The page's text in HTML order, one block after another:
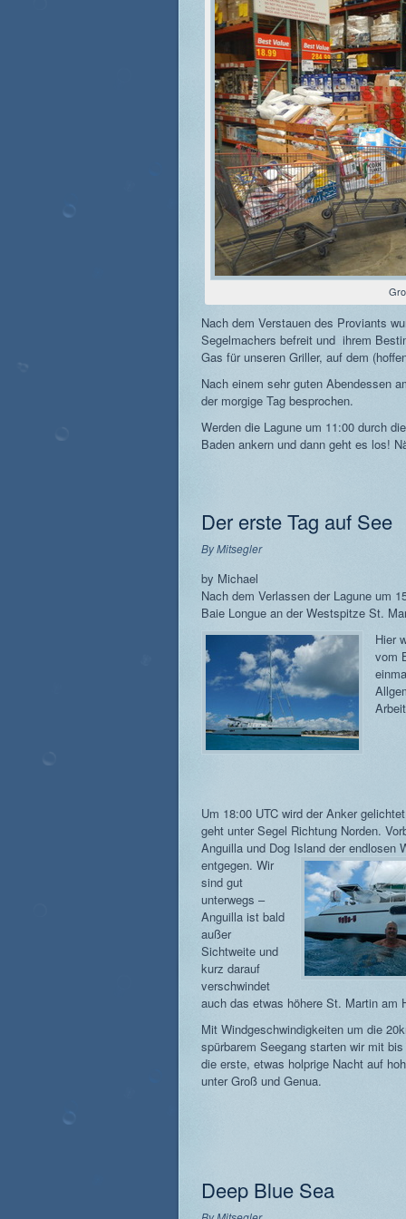
Nach dem Verstauen des Proviants
Segelmachers befreit und ihrem
Gas für unseren Griller, auf dem
Nach einem sehr guten Abendessen
der morgige Tag besprochen.
Werden die Lagune um 11:00 durch
Baden ankern und dann geht es los!
Der erste Tag auf See
ByMitsegler
by Michael
Nach dem Verlassen der Lagune um
Baie Longue an der Westspitze St.
Hier
vom
Um 18:00 UTC wird der Anker
geht unter Segel Richtung Norden.
Anguilla und Dog Island der endlosen
entgegen. Wir
sind gut
unterwegs –
Anguilla ist bald
außer
Sichtweite und
kurz darauf
verschwindet
auch das etwas höhere St. Martin am
Mit Windgeschwindigkeiten um die
spürbarem Seegang starten wir mit
die erste, etwas holprige Nacht auf
unter Groß und Genua.
Deep Blue Sea